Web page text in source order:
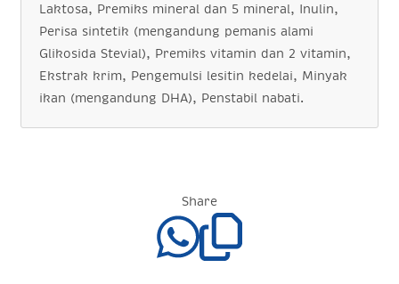
Laktosa, Premiks mineral dan 5 mineral, Inulin,
Perisa sintetik (mengandung pemanis alami
Glikosida Stevial), Premiks vitamin dan 2 vitamin,
Ekstrak krim, Pengemulsi lesitin kedelai, Minyak
ikan (mengandung DHA), Penstabil nabati.
Share